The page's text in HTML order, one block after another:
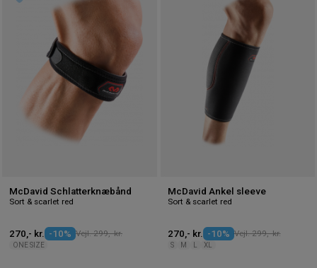
McDavid Schlatterknæbånd
Sort & scarlet red
270,- kr. -10% Vejl. 299,- kr.
ONE SIZE
McDavid Ankel sleeve
Sort & scarlet red
270,- kr. -10% Vejl. 299,- kr.
S M XL